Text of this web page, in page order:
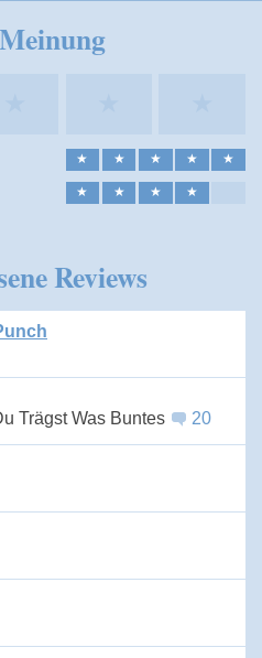
★ ★ ★ ★ ★
★ ★ ★ ★
Reviews
Trägst Was Buntes
20